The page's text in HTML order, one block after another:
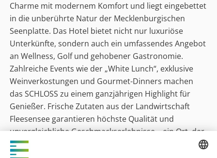
Charme mit modernem Komfort und liegt eingebettet
in die unberührte Natur der Mecklenburgischen
Seenplatte. Das Hotel bietet nicht nur luxuriöse
Unterkünfte, sondern auch ein umfassendes Angebot
an Wellness, Golf und gehobener Gastronomie.
Zahlreiche Events wie der „White Lunch“, exklusive
Weinverkostungen und Gourmet-Dinners machen
das SCHLOSS zu einem ganzjährigen Highlight für
Genießer. Frische Zutaten aus der Landwirtschaft
Fleesensee garantieren höchste Qualität und
unvergleichliche Geschmackserlebnisse – ein Ort, der
seine Gäste in eine Welt des Wohlfühlens und